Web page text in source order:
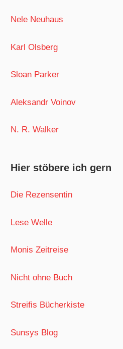
Nele Neuhaus
Karl Olsberg
Sloan Parker
Aleksandr Voinov
N. R. Walker
Hier stöbere ich gern
Die Rezensentin
Lese Welle
Monis Zeitreise
Nicht ohne Buch
Streifis Bücherkiste
Sunsys Blog